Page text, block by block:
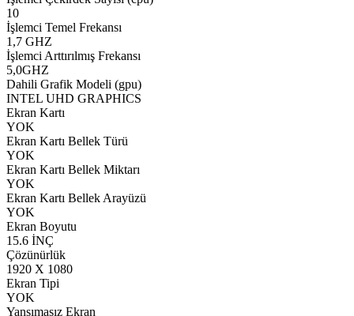
10
İşlemci Temel Frekansı
1,7 GHZ
İşlemci Arttırılmış Frekansı
5,0GHZ
Dahili Grafik Modeli (gpu)
INTEL UHD GRAPHICS
Ekran Kartı
YOK
Ekran Kartı Bellek Türü
YOK
Ekran Kartı Bellek Miktarı
YOK
Ekran Kartı Bellek Arayüzü
YOK
Ekran Boyutu
15.6 İNÇ
Çözünürlük
1920 X 1080
Ekran Tipi
YOK
Yansımasız Ekran